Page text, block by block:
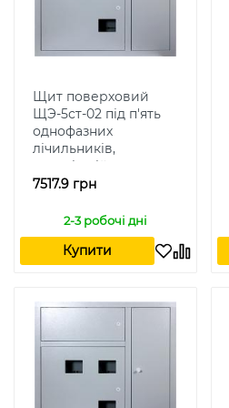
Щит поверховий
ЩЭ-5ст-02 під п'ять
однофазних
лічильників,
внутрішній
7517.9 грн
2-3 робочі дні
Купити